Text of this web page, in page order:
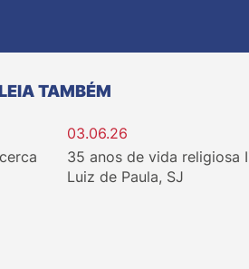
TAMBÉM
03.06.26
35 anos de vida religiosa
Luiz de Paula, SJ